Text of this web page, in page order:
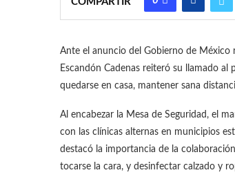
Ante el anuncio del Gobierno de México
Escandón Cadenas reiteró su llamado
quedarse en casa, mantener sana
Al encabezar la Mesa de Seguridad, el
con las clínicas alternas en municipios
destacó la importancia de la
tocarse la cara, y desinfectar calzado y